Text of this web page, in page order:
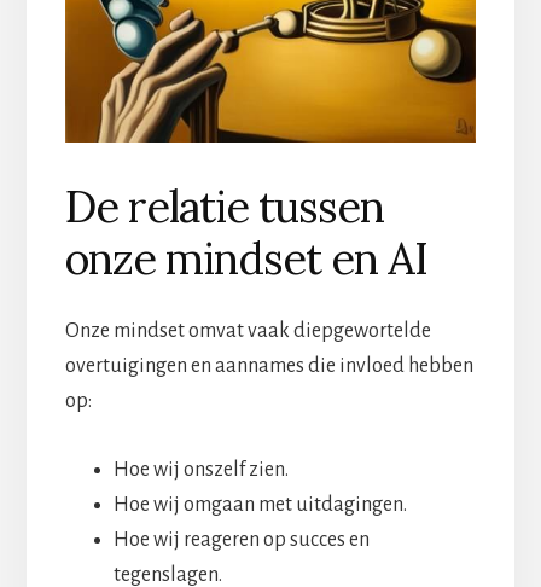
De relatie tussen
onze mindset en AI
Onze mindset omvat vaak diepgewortelde
overtuigingen en aannames die invloed hebben
op:
Hoe wij onszelf zien.
Hoe wij omgaan met uitdagingen.
Hoe wij reageren op succes en
tegenslagen.